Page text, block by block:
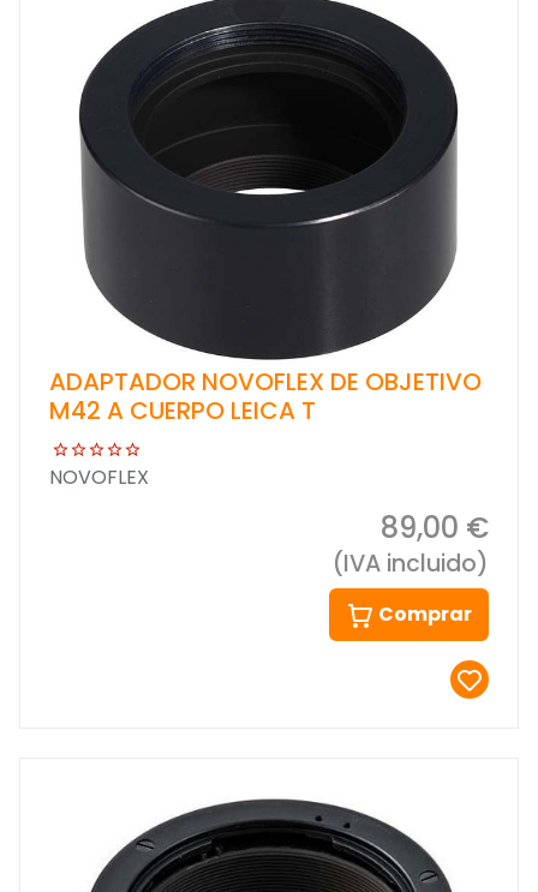
ADAPTADOR NOVOFLEX DE OBJETIVO
M42 A CUERPO LEICA T
NOVOFLEX
89,00 €
(IVA incluido)
Comprar